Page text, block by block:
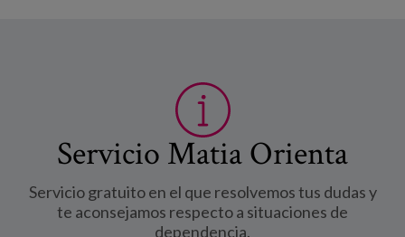
Servicio Matia Orienta
Servicio gratuito en el que resolvemos tus dudas y
te aconsejamos respecto a situaciones de
dependencia.